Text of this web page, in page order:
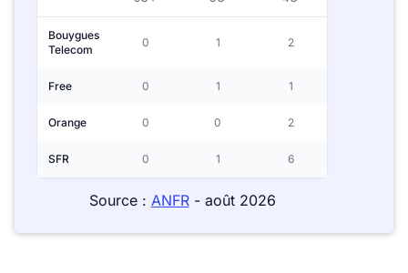
Bouygues
Telecom
0 1 2
Free 0 1 1
Orange 0 0 2
SFR 0 1 6
Source : ANFR- août 2026